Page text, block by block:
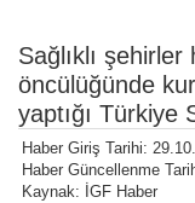
Sağlıklı
öncülüğünde
yaptığı Türkiye
Haber Giriş Tarihi:
Haber Güncellenme
Kaynak: İGF Haber